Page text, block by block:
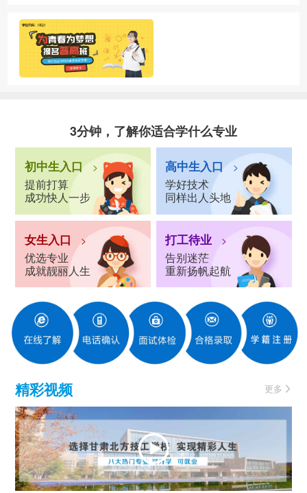
3分钟，了解你适合学什么专业
初中生入口 >
提前打算
成功快人一步
高中生入口 >
学好技术
同样出人头地
女生入口 >
优选专业
成就靓丽人生
打工待业 >
告别迷茫
重新扬帆起航
精彩视频 更多